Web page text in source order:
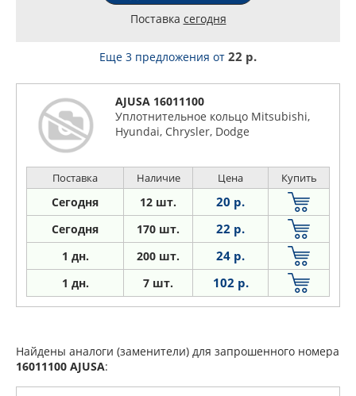
Поставка сегодня
Еще 3 предложения от 22 р.
AJUSA 16011100
Уплотнительное кольцо Mitsubishi,
Hyundai, Chrysler, Dodge
Поставка Наличие Цена Купить
Сегодня 12 шт. 20 р.
Сегодня 170 шт. 22 р.
1 дн. 200 шт. 24 р.
1 дн. 7 шт. 102 р.
Найдены аналоги (заменители) для запрошенного номера
16011100 AJUSA: